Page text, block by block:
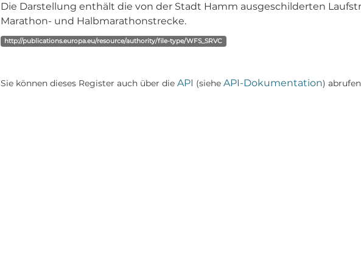
Die Darstellung enthält die von der Stadt Hamm ausgeschilderten
Marathon- und Halbmarathonstrecke.
http://publications.europa.eu/resource/authority/file-type/WFS_SRVC
Sie können dieses Register auch über die API (siehe API-Dokumentation)